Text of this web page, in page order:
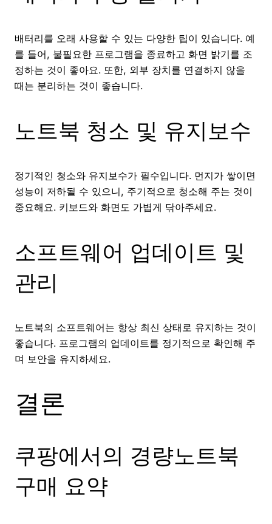
배터리를 오래 사용할 수 있는 다양한 팁이 있습니다. 예
를 들어, 불필요한 프로그램을 종료하고 화면 밝기를 조
정하는 것이 좋아요. 또한, 외부 장치를 연결하지 않을
때는 분리하는 것이 좋습니다.
노트북 청소 및 유지보수
정기적인 청소와 유지보수가 필수입니다. 먼지가 쌓이면
성능이 저하될 수 있으니, 주기적으로 청소해 주는 것이
중요해요. 키보드와 화면도 가볍게 닦아주세요.
소프트웨어 업데이트 및
관리
노트북의 소프트웨어는 항상 최신 상태로 유지하는 것이
좋습니다. 프로그램의 업데이트를 정기적으로 확인해 주
며 보안을 유지하세요.
결론
쿠팡에서의 경량노트북
구매 요약